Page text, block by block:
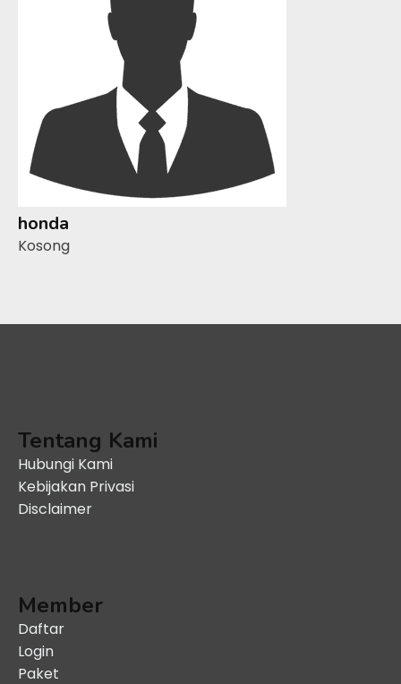
honda
Kosong
Tentang Kami
Hubungi Kami
Kebijakan Privasi
Disclaimer
Member
Daftar
Login
Paket